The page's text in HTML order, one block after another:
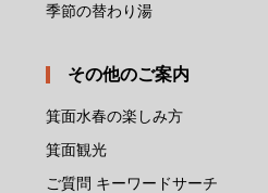
季節の替わり湯
その他のご案内
箕面水春の楽しみ方
箕面観光
ご質問 キーワードサーチ